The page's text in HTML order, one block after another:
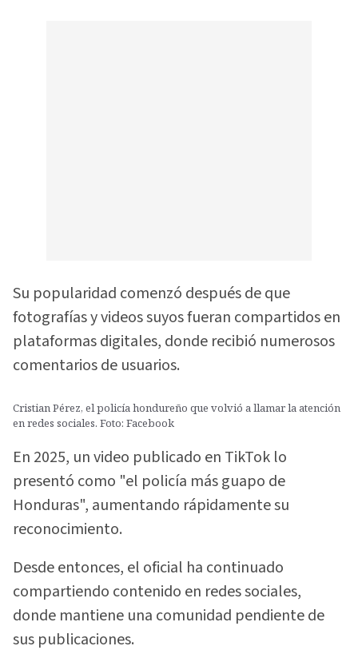
Su popularidad comenzó después de que
fotografías y videos suyos fueran compartidos en
plataformas digitales, donde recibió numerosos
comentarios de usuarios.
Cristian Pérez, el policía hondureño que volvió a llamar la atención
en redes sociales. Foto: Facebook
En 2025, un video publicado en TikTok lo
presentó como "el policía más guapo de
Honduras", aumentando rápidamente su
reconocimiento.
Desde entonces, el oficial ha continuado
compartiendo contenido en redes sociales,
donde mantiene una comunidad pendiente de
sus publicaciones.